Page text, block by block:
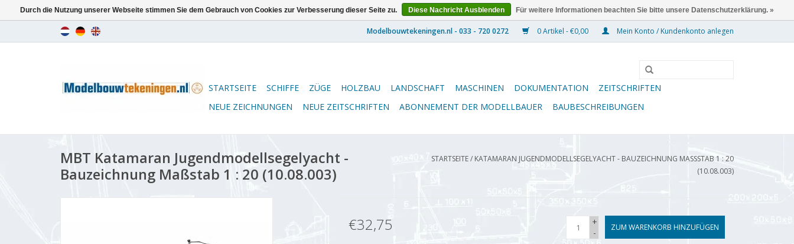
0 Artikel - €0,00 Mein Konto / Kundenkonto anlegen
STARTSEITE SCHIFFE ZÜGE HOLZBAU LANDSCHAFT MASCHINEN DOKUMENTATION
ZEITSCHRIFTEN
NEUE ZEICHNUNGEN
NEUE ZEITSCHRIFTEN ABONNEMENT DER MODELLBAUER BAUBESCHREIBUNGEN
MBT Katamaran Jugendmodellsegelyacht -
Bauzeichnung Maßstab 1 : 20 (10.08.003)
STARTSEITE/ KATAMARAN JUGENDMODELLSEGELYACHT - BAUZEICHNUNG MASSSTAB 1 : 20 (
10.08.003)
€32,75
+
-
ZUM WARENKORB HINZUFÜGEN
Durch die Nutzung unserer Webseite stimmen Sie dem Gebrauch von Cookies zur Verbesserung dieser Seite zu. Diese Nachricht Ausblenden Für weitere Informationen beachten Sie bitte unsere Datenschutzerklärung. »